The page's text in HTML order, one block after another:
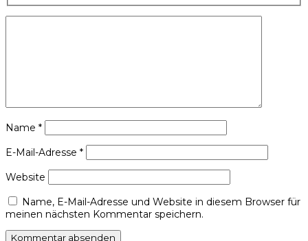
Name *
E-Mail-Adresse *
Website
Name, E-Mail-Adresse und Website in diesem Browser für
meinen nächsten Kommentar speichern.